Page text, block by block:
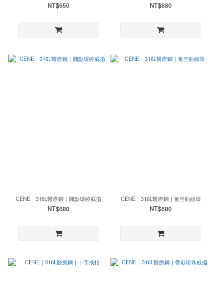
NT$650 NT$880
CENE｜316L醫療鋼｜圓點環繞戒指
NT$680
CENE｜316L醫療鋼｜簍空曲線環
NT$680